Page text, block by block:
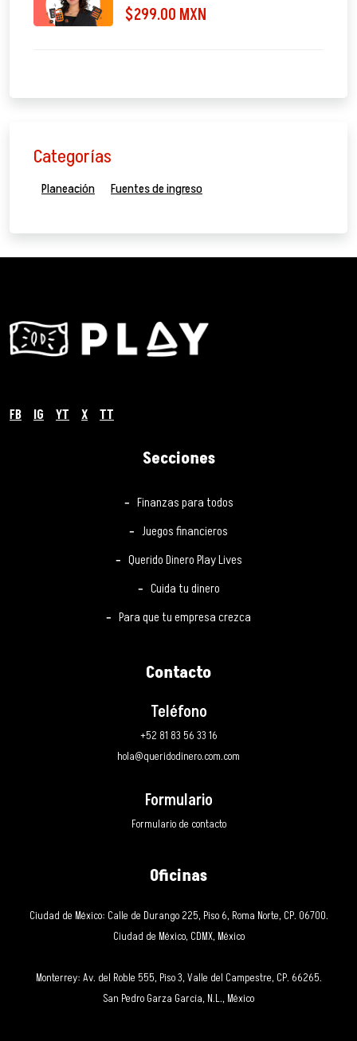
$299.00 MXN
Categorías
Planeación Fuentes de ingreso
FB IG YT X TT
Secciones
Finanzas para todos
Juegos financieros
Querido Dinero Play Lives
Cuida tu dinero
Para que tu empresa crezca
Contacto
Teléfono
+52 81 83 56 33 16
hola@queridodinero.com.com
Formulario
Formulario de contacto
Oficinas
Ciudad de México: Calle de Durango 225, Piso 6, Roma Norte, CP. 06700.
Ciudad de México, CDMX, México
Monterrey: Av. del Roble 555, Piso 3, Valle del Campestre, CP. 66265.
San Pedro Garza García, N.L., México